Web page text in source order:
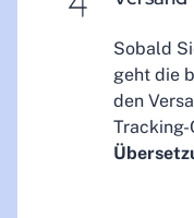
Sobald
geht die
den
Tracking-